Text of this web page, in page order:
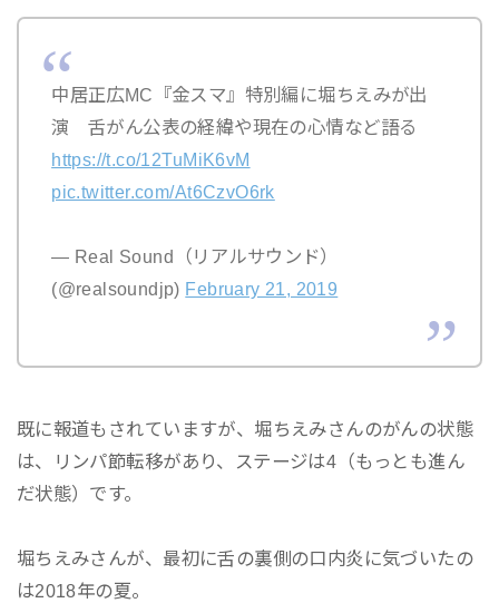
中居正広MC『金スマ』特別編に堀ちえみが出
演 舌がん公表の経緯や現在の心情など語る
https://t.co/12TuMiK6vM
pic.twitter.com/At6CzvO6rk
— Real Sound（リアルサウンド）
(@realsoundjp) February 21, 2019
既に報道もされていますが、堀ちえみさんのがんの状態
は、リンパ節転移があり、ステージは4（もっとも進ん
だ状態）です。
堀ちえみさんが、最初に舌の裏側の口内炎に気づいたの
は2018年の夏。